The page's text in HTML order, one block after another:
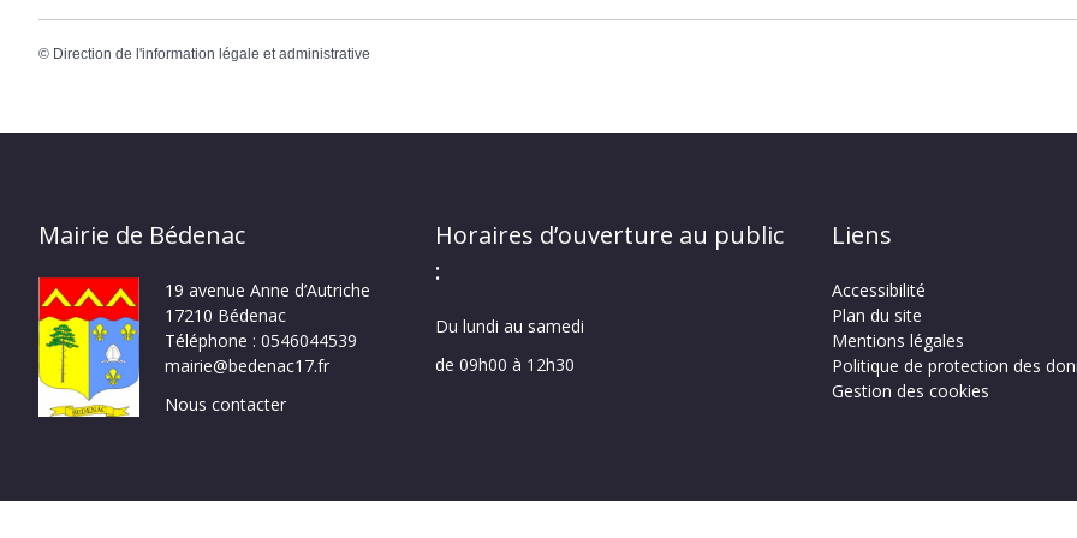
© Direction de l'information légale et administrative
Mairie de Bédenac
19 avenue Anne d’Autriche
17210 Bédenac
Téléphone : 0546044539
mairie@bedenac17.fr
Nous contacter
Horaires d’ouverture au public
:
Du lundi au samedi
de 09h00 à 12h30
Liens
Accessibilité
Plan du site
Mentions légales
Politique de protection des
Gestion des cookies